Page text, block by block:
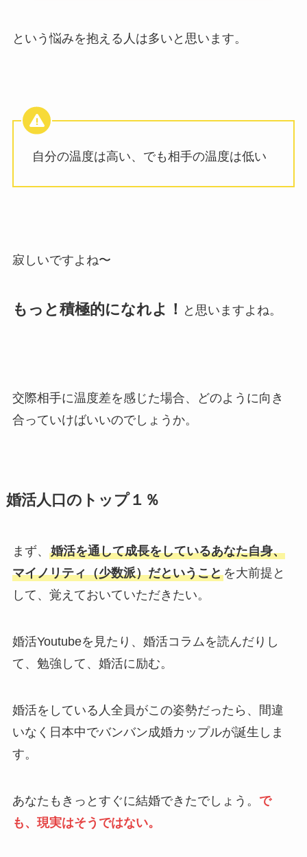
という悩みを抱える人は多いと思います。
自分の温度は高い、でも相手の温度は低い
寂しいですよね〜
もっと積極的になれよ！ と思いますよね。
交際相手に温度差を感じた場合、どのように向き
合っていけばいいのでしょうか。
婚活人口のトップ１％
まず、 婚活を通して成長をしているあなた自身、
マイノリティ（少数派）だということを大前提と
して、覚えておいていただきたい。
婚活Youtubeを見たり、婚活コラムを読んだりし
て、勉強して、婚活に励む。
婚活をしている人全員がこの姿勢だったら、間違
いなく日本中でバンバン成婚カップルが誕生しま
す。
あなたもきっとすぐに結婚できたでしょう。 で
も、現実はそうではない。